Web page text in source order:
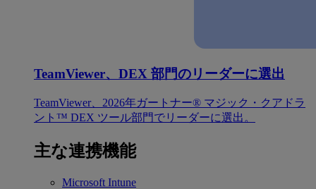
TeamViewer、DEX 部門のリーダーに選出
TeamViewer、2026年ガートナー® マジック・クアドラ
ント™ DEX ツール部門でリーダーに選出。
主な連携機能
Microsoft Intune